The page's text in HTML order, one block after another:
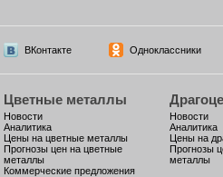
ВКонтакте Одноклассники
Цветные металлы
Новости
Аналитика
Цены на цветные металлы
Прогнозы цен на цветные
металлы
Коммерческие предложения
Новости
Аналитика
Цены на
Прогнозы
металлы